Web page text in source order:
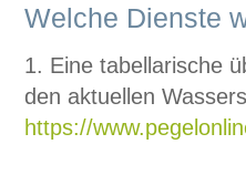
Welche Dienste
1. Eine tabellarische
den aktuellen
https://